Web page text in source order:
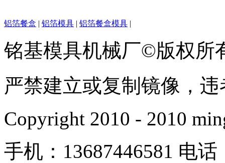
铝箔餐盒 | 铝箔模具 | 铝箔餐盒模具 |
铭基模具机械厂©版权所
严禁建立或复制镜像，
Copyright 2010 - 2010
手机：13687446581 电